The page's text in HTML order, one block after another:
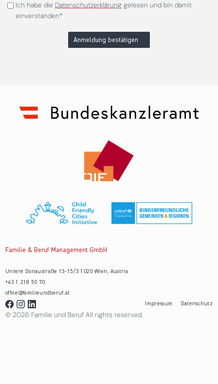
Ich habe die Datenschutzerklärunggelesen und bin damit
einverstanden*
Anmeldung bestätigen
Familie & Beruf Management GmbH
Untere Donaustraße 13-15/3 1020 Wien, Austria
+43 1 218 50 70
office@familieundberuf.at
Impressum
Datenschutz
© 2026 Familie und Beruf All rights reserved.